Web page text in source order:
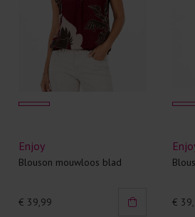
Enjoy
Blouson mouwloos blad
€ 39,99 €